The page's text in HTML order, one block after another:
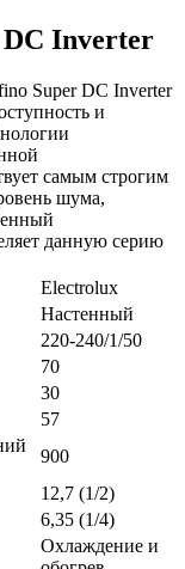
Inverter
Super DC Inverter
и
самым строгим
шума,
данную серию
Electrolux
Настенный
220-240/1/50
70
30
57
900
12,7 (1/2)
6,35 (1/4)
Охлаждение и